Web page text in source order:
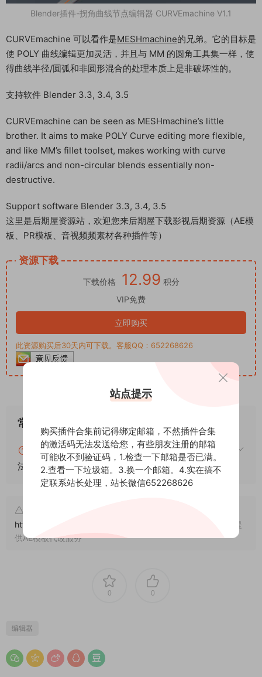
Blender插件-拐角曲线节点编辑器 CURVEmachine V1.1
CURVEmachine 可以看作是MESHmachine的兄弟。它的目标是
使 POLY 曲线编辑更加灵活，并且与 MM 的圆角工具集一样，使
得曲线半径/圆弧和非圆形混合的处理本质上是非破坏性的。
支持软件 Blender 3.3, 3.4, 3.5
CURVEmachine can be seen as MESHmachine’s little
brother. It aims to make POLY Curve editing more flexible,
and like MM’s fillet toolset, makes working with curve
radii/arcs and non-circular blends essentially non-
destructive.
Support software Blender 3.3, 3.4, 3.5
这里是后期屋资源站，欢迎您来后期屋下载影视后期资源（AE模
板、PR模板、音视频频素材各种插件等）
资源下载
下载价格 12.99 积分
VIP免费
立即购买
此资源购买后30天内可下载。客服QQ：652268626
常见问题
blender怎么安装插件？blender插件安装通用方
法！
https://lanfucai.com/blcj/25020
，转载请注明出处。后期屋提
供AE模板代改服务
0 0
编辑器
站点提示
购买插件合集前记得绑定邮箱，不然插件合集
的激活码无法发送给您，有些朋友注册的邮箱
可能收不到验证码，1.检查一下邮箱是否已满。
2.查看一下垃圾箱。3.换一个邮箱。4.实在搞不
定联系站长处理，站长微信652268626